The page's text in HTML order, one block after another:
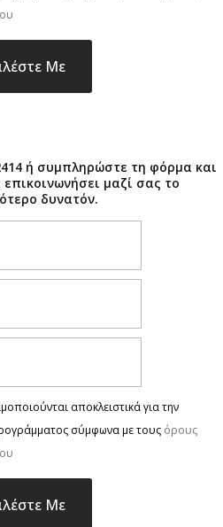
ή συμπληρώστε τη φόρμα και
μαζί σας το
δυνατόν.
αποκλειστικά για την
σύμφωνα με τους όρους